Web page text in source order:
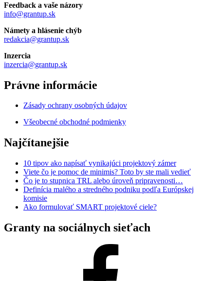
Feedback a vaše názory
info@grantup.sk
Námety a hlásenie chýb
redakcia@grantup.sk
Inzercia
inzercia@grantup.sk
Právne informácie
Zásady ochrany osobných údajov
Všeobecné obchodné podmienky
Najčítanejšie
10 tipov ako napísať vynikajúci projektový zámer
Viete čo je pomoc de minimis? Toto by ste mali vedieť
Čo je to stupnica TRL alebo úroveň pripravenosti…
Definícia malého a stredného podniku podľa Európskej
komisie
Ako formulovať SMART projektové ciele?
Granty na sociálnych sieťach